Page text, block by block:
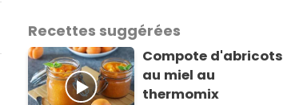
Recettes suggérées
Compote d'abricots
au miel au
thermomix